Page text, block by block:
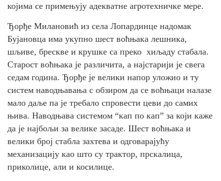
којима се примењују адекватне агротехничке мере.
Ђорђе Милановић из села Лопардинце надомак
Бујановца има укупно шест воћњака лешника,
шљиве, брескве и крушке са преко хиљаду стабала.
Старост воћњака је различита, а најстарији је свега
седам година. Ђорђе је велики напор уложио и ту
систем наводњавања с обзиром да се воћњаци налазе
мало даље па је требало спровести цеви до самих
њива. Наводњава системом “кап по кап” за који каже
да је најбољи за велике засаде. Шест воћњака и
велики број стабла захтева и одговарајућу
механизацију као што су трактор, прскалица,
приколице, али и косилице.